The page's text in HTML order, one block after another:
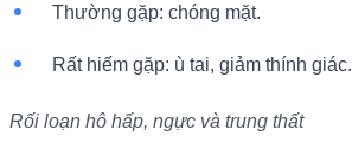
Thường gặp: chóng mặt.
Rất hiếm gặp: ù tai, giảm thính giác.
Rối loạn hô hấp, ngực và trung thất